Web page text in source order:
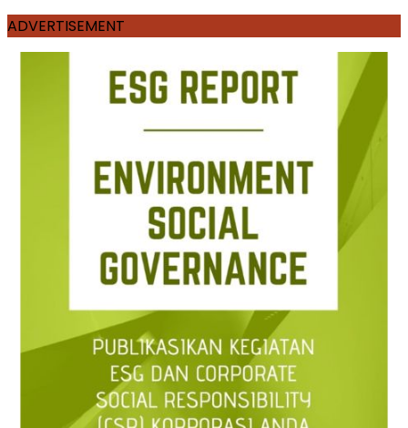
ADVERTISEMENT